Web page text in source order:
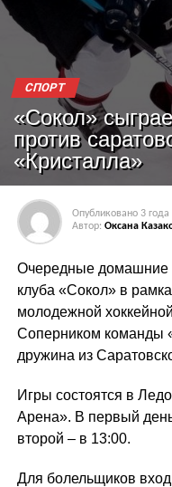
СПОРТ
«Сокол»
против
«Кристалла»
Опубликовано 3
Автор: Оксана
Очередные домашние
клуба «Сокол» в
молодежной
Соперником команды
дружина из
Игры состоятся в
Арена». В первый
второй – в 13:00.
Для болельщиков